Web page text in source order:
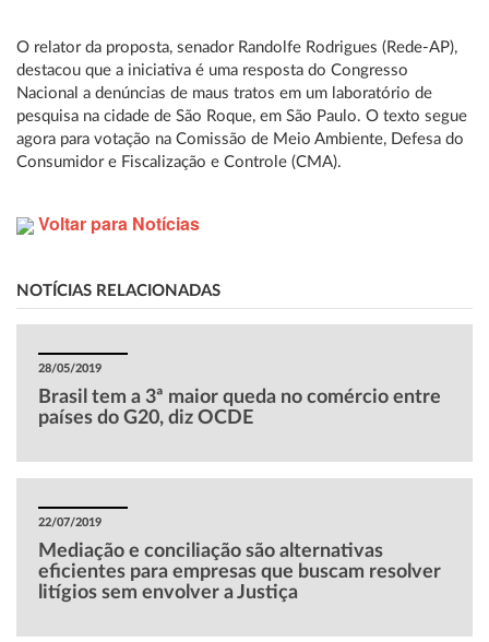
O relator da proposta, senador Randolfe Rodrigues (Rede-AP),
destacou que a iniciativa é uma resposta do Congresso
Nacional a denúncias de maus tratos em um laboratório de
pesquisa na cidade de São Roque, em São Paulo. O texto segue
agora para votação na Comissão de Meio Ambiente, Defesa do
Consumidor e Fiscalização e Controle (CMA).
Voltar para Notícias
NOTÍCIAS RELACIONADAS
28/05/2019
Brasil tem a 3ª maior queda no comércio entre
países do G20, diz OCDE
22/07/2019
Mediação e conciliação são alternativas
eficientes para empresas que buscam resolver
litígios sem envolver a Justiça